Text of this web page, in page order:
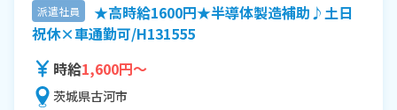
派遣社員
★高時給1600円★半導体製造補助♪土日
祝休×車通勤可/H131555
時給1,600円～
茨城県古河市